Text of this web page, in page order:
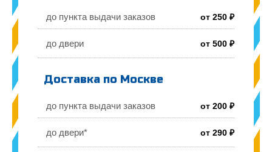
до пункта выдачи заказов от 250 ₽
до двери от 500 ₽
Доставка по Москве
до пункта выдачи заказов от 200 ₽
до двери* от 290 ₽